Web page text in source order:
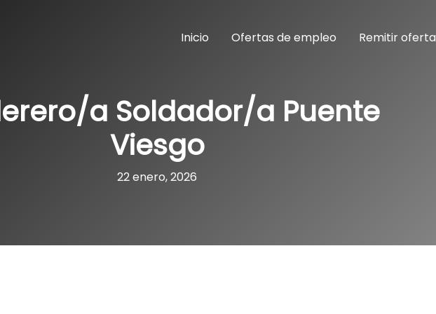
Inicio Ofertas de empleo Remitir oferta
a Soldador/a Puente
Viesgo
22 enero, 2026